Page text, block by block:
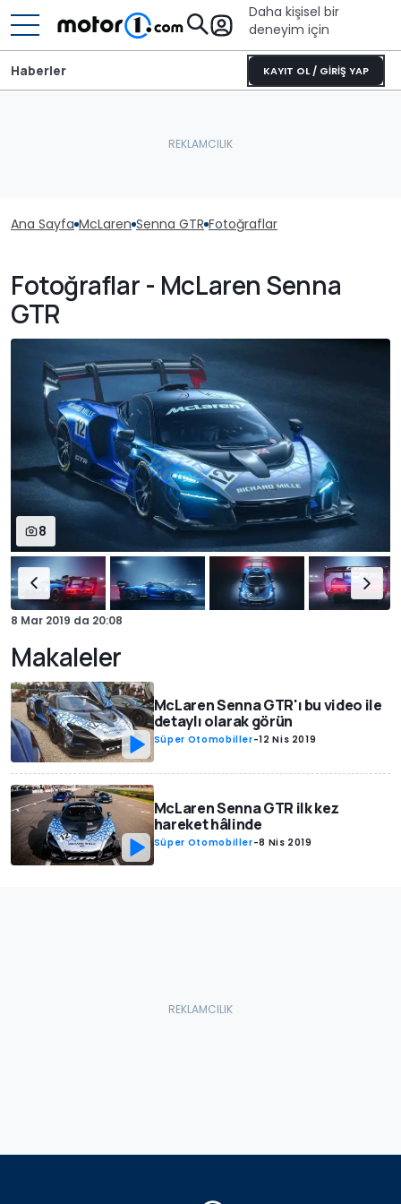
Daha kişisel bir
deneyim için
KAYIT OL / GİRİŞ YAP
Haberler
Ana Sayfa McLaren Senna GTR Fotoğraflar
Fotoğraflar - McLaren Senna
GTR
8
8 Mar 2019 da 20:08
Makaleler
McLaren Senna GTR'ı bu video ile
detaylı olarak görün
Süper Otomobiller-12 Nis 2019
McLaren Senna GTR ilk kez
hareket hâlinde
Süper Otomobiller-8 Nis 2019